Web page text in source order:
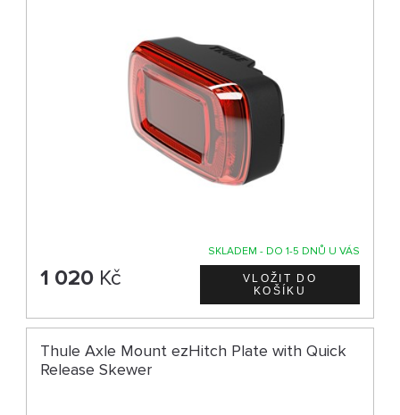
SKLADEM - DO 1-5 DNŮ U VÁS
1 020 Kč
Thule Axle Mount ezHitch Plate with Quick
Release Skewer